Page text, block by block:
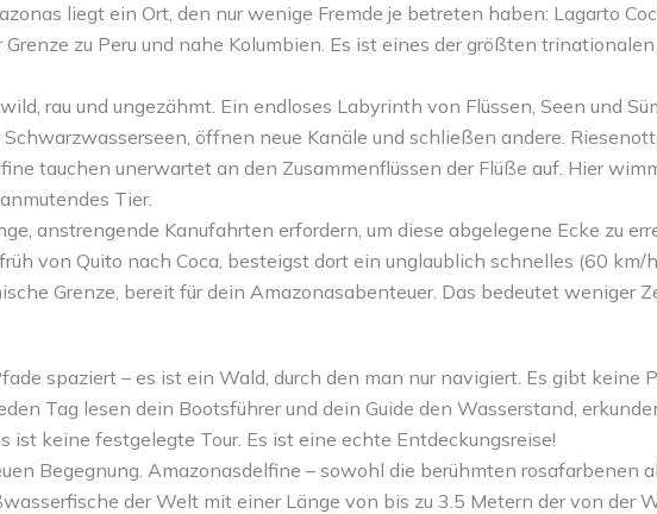
liegt ein Ort, den nur wenige Fremde je betreten haben: Lagarto
zu Peru und nahe Kolumbien. Es ist eines der größten
rau und ungezähmt. Ein endloses Labyrinth von Flüssen, Seen und
öffnen neue Kanäle und schließen andere.
tauchen unerwartet an den Zusammenflüssen der Flüße auf. Hier
Tier.
anstrengende Kanufahrten erfordern, um diese abgelegene Ecke zu
von Quito nach Coca, besteigst dort ein unglaublich schnelles (60
Grenze, bereit für dein Amazonasabenteuer. Das bedeutet weniger
spaziert – es ist ein Wald, durch den man nur navigiert. Es gibt keine
Tag lesen dein Bootsführer und dein Guide den Wasserstand,
ist keine festgelegte Tour. Es ist eine echte Entdeckungsreise!
Begegnung. Amazonasdelfine – sowohl die berühmten rosafarbenen
der Welt mit einer Länge von bis zu 3.5 Metern der von der